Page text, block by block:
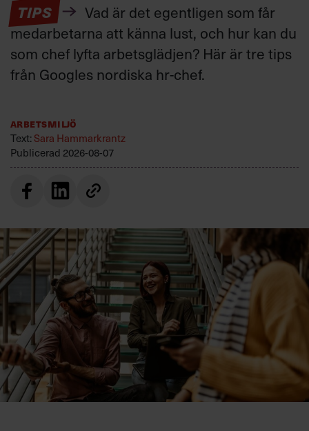
TIPS
Vad är det egentligen som får
medarbetarna att känna lust, och hur kan du
som chef lyfta arbetsglädjen? Här är tre tips
från Googles nordiska hr-chef.
Arbetsmiljö
Text:Sara Hammarkrantz
Publicerad 2026-08-07